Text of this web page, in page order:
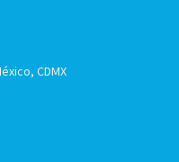
CDMX